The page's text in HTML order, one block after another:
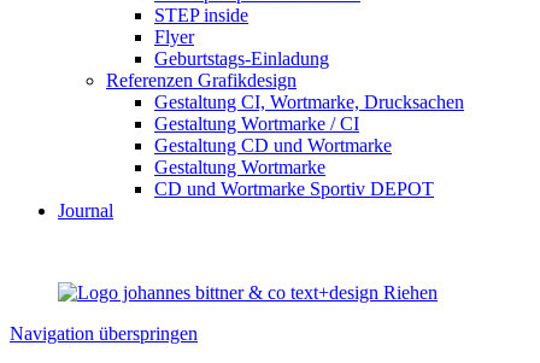
STEP inside
Flyer
Geburtstags-Einladung
Referenzen Grafikdesign
Gestaltung CI, Wortmarke, Drucksachen
Gestaltung Wortmarke / CI
Gestaltung CD und Wortmarke
Gestaltung Wortmarke
CD und Wortmarke Sportiv DEPOT
Journal
Navigation überspringen